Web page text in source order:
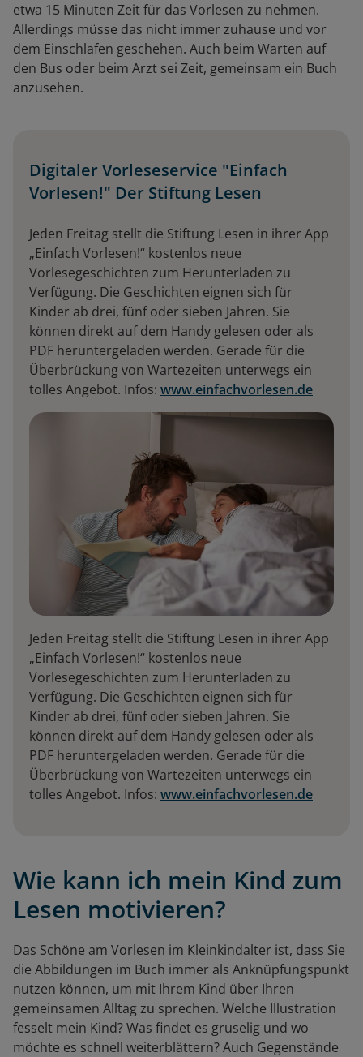
etwa 15 Minuten Zeit für das Vorlesen zu nehmen.
Allerdings müsse das nicht immer zuhause und vor
dem Einschlafen geschehen. Auch beim Warten auf
den Bus oder beim Arzt sei Zeit, gemeinsam ein Buch
anzusehen.
Digitaler Vorleseservice "Einfach
Vorlesen!" Der Stiftung Lesen
Jeden Freitag stellt die Stiftung Lesen in ihrer App
„Einfach Vorlesen!“ kostenlos neue
Vorlesegeschichten zum Herunterladen zu
Verfügung. Die Geschichten eignen sich für
Kinder ab drei, fünf oder sieben Jahren. Sie
können direkt auf dem Handy gelesen oder als
PDF heruntergeladen werden. Gerade für die
Überbrückung von Wartezeiten unterwegs ein
tolles Angebot. Infos: www.einfachvorlesen.de
Jeden Freitag stellt die Stiftung Lesen in ihrer App
„Einfach Vorlesen!“ kostenlos neue
Vorlesegeschichten zum Herunterladen zu
Verfügung. Die Geschichten eignen sich für
Kinder ab drei, fünf oder sieben Jahren. Sie
können direkt auf dem Handy gelesen oder als
PDF heruntergeladen werden. Gerade für die
Überbrückung von Wartezeiten unterwegs ein
tolles Angebot. Infos: www.einfachvorlesen.de
Wie kann ich mein Kind zum
Lesen motivieren?
Das Schöne am Vorlesen im Kleinkindalter ist, dass Sie
die Abbildungen im Buch immer als Anknüpfungspunkt
nutzen können, um mit Ihrem Kind über Ihren
gemeinsamen Alltag zu sprechen. Welche Illustration
fesselt mein Kind? Was findet es gruselig und wo
möchte es schnell weiterblättern? Auch Gegenstände